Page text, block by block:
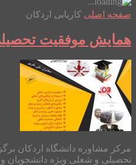
صفحه اصلی کاریابی اردکان
همایش موفقیت
مرکز مشاوره دانشگاه اردکان
تحصیلی و شغلی ویژه دانشجویان